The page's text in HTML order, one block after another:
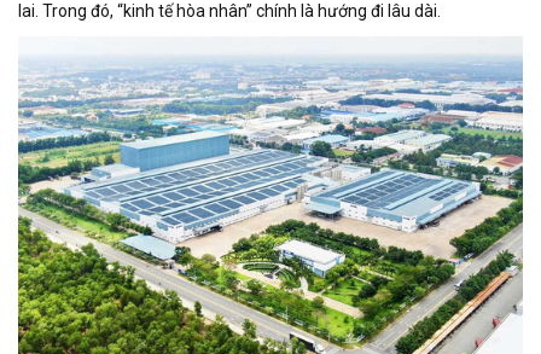
lai. Trong đó, “kinh tế hòa nhân” chính là hướng đi lâu dài.